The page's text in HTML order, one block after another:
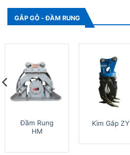
GẮP GỖ - ĐẦM RUNG
Đầm Rung
HM
Kìm Gắp ZY